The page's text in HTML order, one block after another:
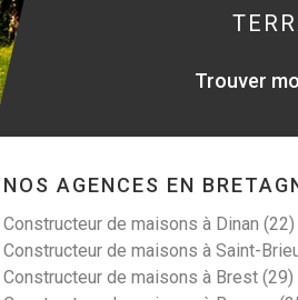
Trouver
NOS AGENCES EN
Constructeur de maisons à Dinan (22)
Constructeur de maisons à Saint-
Constructeur de maisons à Brest (29)